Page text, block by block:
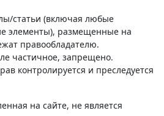
статьи (включая любые
элементы), размещенные на
правообладателю.
частичное, запрещено.
контролируется и преследуется
на сайте, не является